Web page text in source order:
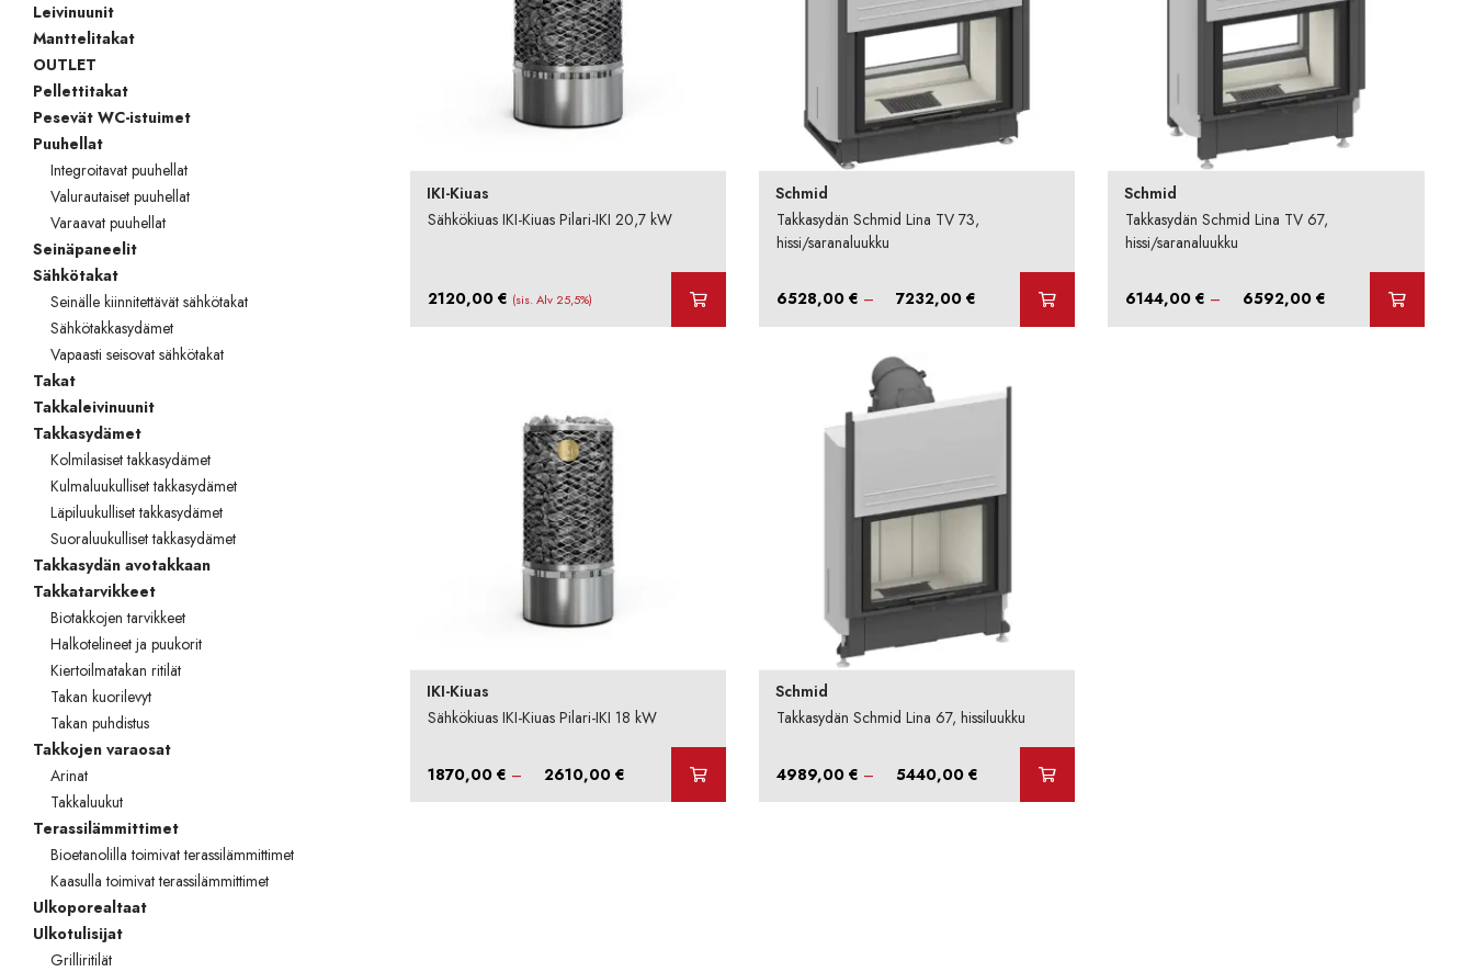
Leivinuunit
Manttelitakat
OUTLET
Pellettitakat
Pesevät WC-istuimet
Puuhellat
Integroitavat puuhellat
Valurautaiset puuhellat
Varaavat puuhellat
Seinäpaneelit
Sähkötakat
Seinälle kiinnitettävät sähkötakat
Sähkötakkasydämet
Vapaasti seisovat sähkötakat
Takat
Takkaleivinuunit
Takkasydämet
Kolmilasiset takkasydämet
Kulmaluukulliset takkasydämet
Läpiluukulliset takkasydämet
Suoraluukulliset takkasydämet
Takkasydän avotakkaan
Takkatarvikkeet
Biotakkojen tarvikkeet
Halkotelineet ja puukorit
Kiertoilmatakan ritilät
Takan kuorilevyt
Takan puhdistus
Takkojen varaosat
Arinat
Takkaluukut
Terassilämmittimet
Bioetanolilla toimivat terassilämmittimet
Kaasulla toimivat terassilämmittimet
Ulkoporealtaat
Ulkotulisijat
Grilliritilät
IKI-Kiuas
Sähkökiuas IKI-Kiuas Pilari-IKI 20,7 kW
2120,00 € (sis. Alv 25,5%)
Schmid
Takkasydän Schmid Lina TV 73,
hissi/saranaluukku
6528,00 € – 7232,00 €Hintaluokka:
Schmid
Takkasydän Schmid Lina TV 67,
hissi/saranaluukku
6144,00€ – 6592,00€ Hintaluokka:
IKI-Kiuas
Sähkökiuas IKI-Kiuas Pilari-IKI 18 kW
1870,00 € – 2610,00 €Hintaluokka:
Schmid
Takkasydän Schmid Lina 67, hissiluukku
4989,00 € – 5440,00 €Hintaluokka: